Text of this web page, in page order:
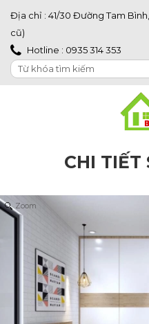
Địa chỉ : 41/30 Đường Tam
cũ)
Hotline : 0935 314 353
CHI TIẾT
Zoom